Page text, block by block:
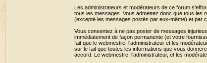
Les administrateurs et modérateurs de ce forum
tous les messages. Vous admettez donc que tous les
(excepté les messages postés par eux-même) et par
Vous consentez à ne pas poster de messages
immédiatement de façon permanente (et votre
fait que le webmestre, l'administrateur et les
sur le fait que toutes les informations que vous
accord. Le webmestre, l'administrateur, et les